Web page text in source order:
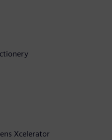
Xcelerator